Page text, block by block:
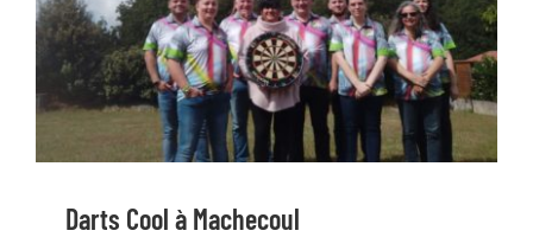
Darts Cool à Machecoul